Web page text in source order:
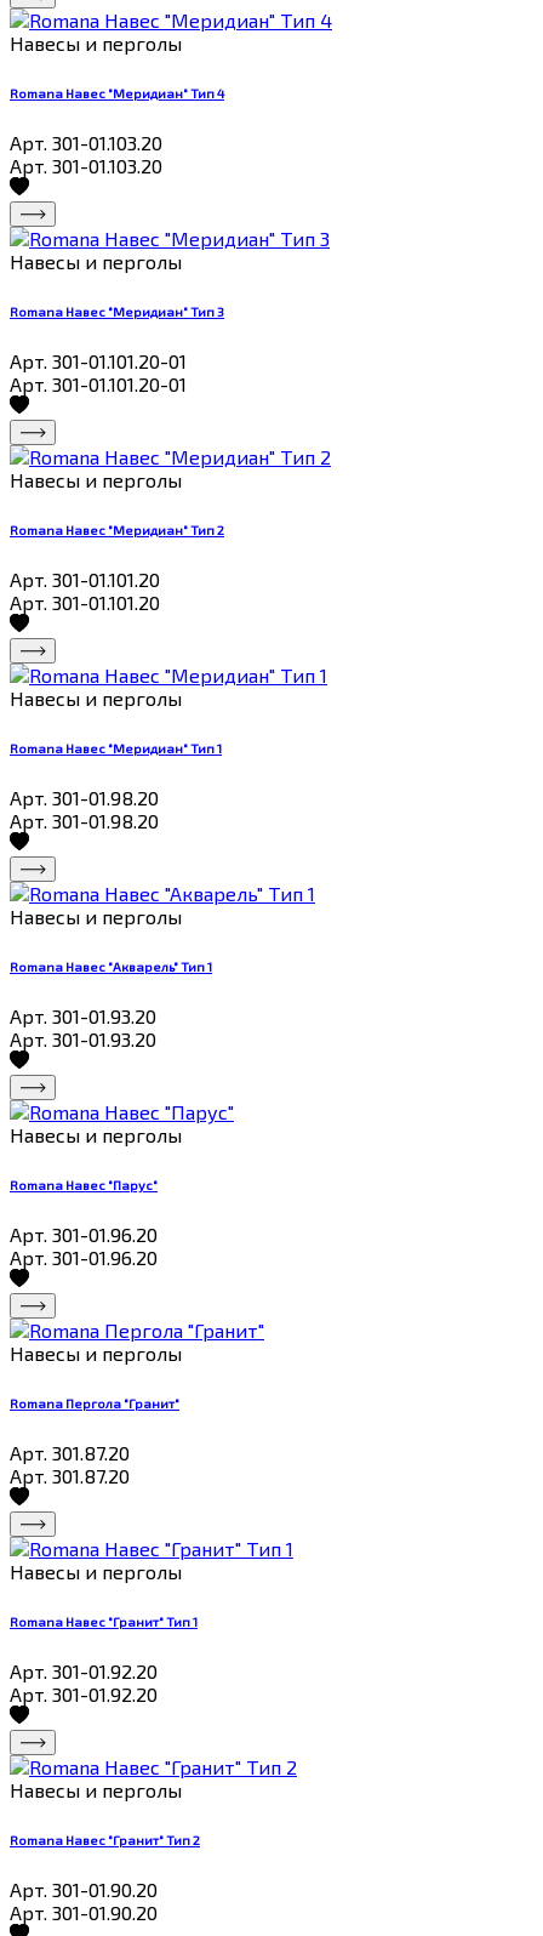
Навесы и перголы
Romana Навес "Меридиан" Тип 4
Арт. 301-01.103.20
Арт. 301-01.103.20
Навесы и перголы
Romana Навес "Меридиан" Тип 3
Арт. 301-01.101.20-01
Арт. 301-01.101.20-01
Навесы и перголы
Romana Навес "Меридиан" Тип 2
Арт. 301-01.101.20
Арт. 301-01.101.20
Навесы и перголы
Romana Навес "Меридиан" Тип 1
Арт. 301-01.98.20
Арт. 301-01.98.20
Навесы и перголы
Romana Навес "Акварель" Тип 1
Арт. 301-01.93.20
Арт. 301-01.93.20
Навесы и перголы
Romana Навес "Парус"
Арт. 301-01.96.20
Арт. 301-01.96.20
Навесы и перголы
Romana Пергола "Гранит"
Арт. 301.87.20
Арт. 301.87.20
Навесы и перголы
Romana Навес "Гранит" Тип 1
Арт. 301-01.92.20
Арт. 301-01.92.20
Навесы и перголы
Romana Навес "Гранит" Тип 2
Арт. 301-01.90.20
Арт. 301-01.90.20